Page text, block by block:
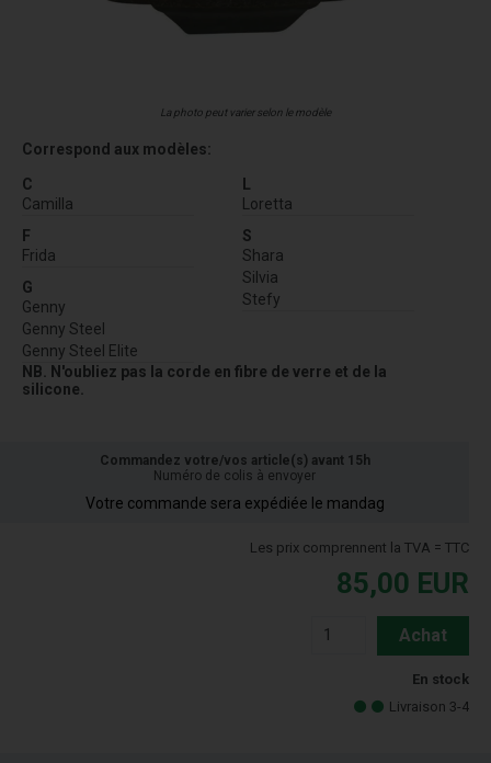
La photo peut varier selon le modèle
Correspond aux modèles:
C
Camilla
F
Frida
G
Genny
Genny Steel
Genny Steel Elite
L
Loretta
S
Shara
Silvia
Stefy
NB. N'oubliez pas la corde en fibre de verre et de la
silicone.
Commandez votre/vos article(s) avant 15h
Numéro de colis à envoyer
Votre commande sera expédiée le mandag
Les prix comprennent la TVA = TTC
85,00 EUR
Achat
En stock
Livraison 3-4